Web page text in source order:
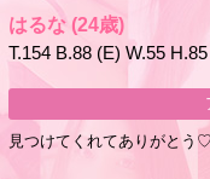
はるな (24歳)
T.154 B.88 (E) W.55 H.85
見つけてくれてありがとう